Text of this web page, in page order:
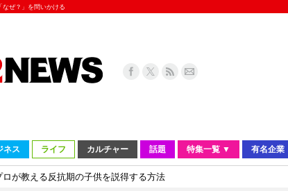
ぜ？」を問いかける
ネス ライフ カルチャー 話題 特集一覧 ▼ 有名企業
が教える反抗期の子供を説得する方法